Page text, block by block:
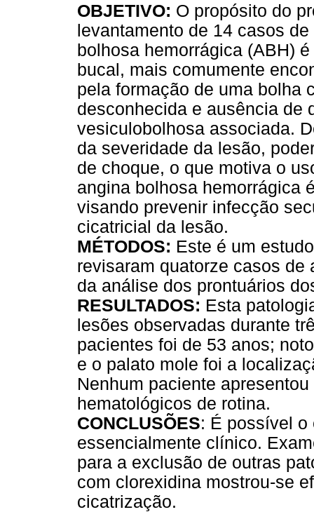
OBJETIVO: O propósito do
levantamento de 14 casos
bolhosa hemorrágica (ABH)
bucal, mais comumente
pela formação de uma bolha
desconhecida e ausência de
vesiculobolhosa associada.
da severidade da lesão,
de choque, o que motiva o
angina bolhosa hemorrágica
visando prevenir infecção
cicatricial da lesão.
MÉTODOS: Este é um
revisaram quatorze casos de
da análise dos prontuários
RESULTADOS: Esta
lesões observadas durante
pacientes foi de 53 anos;
e o palato mole foi a
Nenhum paciente
hematológicos de rotina.
CONCLUSÕES: É possível o
essencialmente clínico.
para a exclusão de outras
com clorexidina mostrou-se
cicatrização.